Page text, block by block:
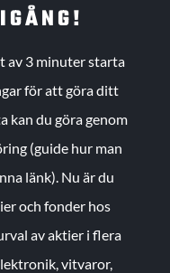
av 3 minuter starta
för att göra ditt
kan du göra genom
(guide hur man
länk). Nu är du
och fonder hos
av aktier i flera
vitvaror,